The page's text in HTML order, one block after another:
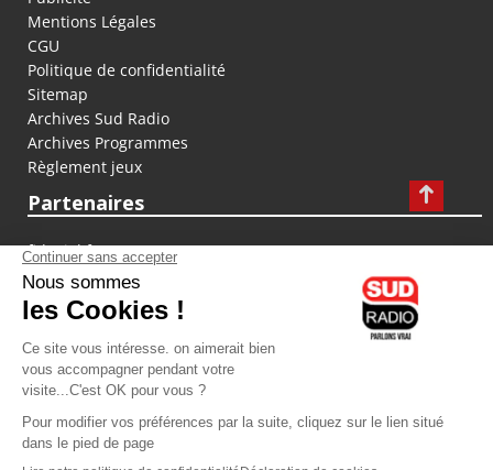
Mentions Légales
CGU
Politique de confidentialité
Sitemap
Archives Sud Radio
Archives Programmes
Règlement jeux
Partenaires
fiducial.fr
lyoncapitale.fr
olympique-et-lyonnais.com
L'application Iphone / Android
Téléchargez l'application
Les cookies